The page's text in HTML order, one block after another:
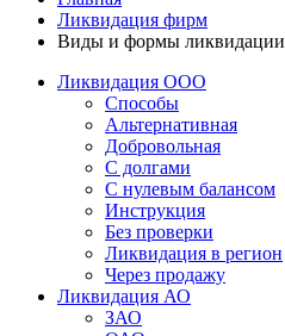
Ликвидация фирм
Виды и формы ликвидации
Ликвидация ООО
Способы
Альтернативная
Добровольная
С долгами
С нулевым балансом
Инструкция
Без проверки
Ликвидация в регион
Через продажу
Ликвидация АО
ЗАО